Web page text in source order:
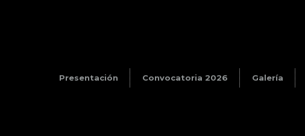
Presentación Convocatoria 2026 Galería